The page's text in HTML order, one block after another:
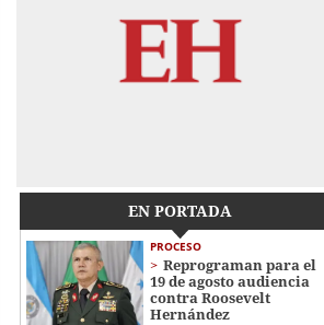
EN PORTADA
PROCESO
Reprograman para el
19 de agosto audiencia
contra Roosevelt
Hernández